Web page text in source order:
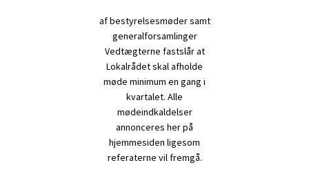
af bestyrelsesmøder samt
generalforsamlinger
Vedtægterne fastslår at
Lokalrådet skal afholde
møde minimum en gang i
kvartalet. Alle
mødeindkaldelser
annonceres her på
hjemmesiden ligesom
referaterne vil fremgå.